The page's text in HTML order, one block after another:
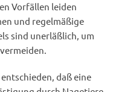
Vorfällen leiden
und regelmäßige
sind unerläßlich, um
daß eine